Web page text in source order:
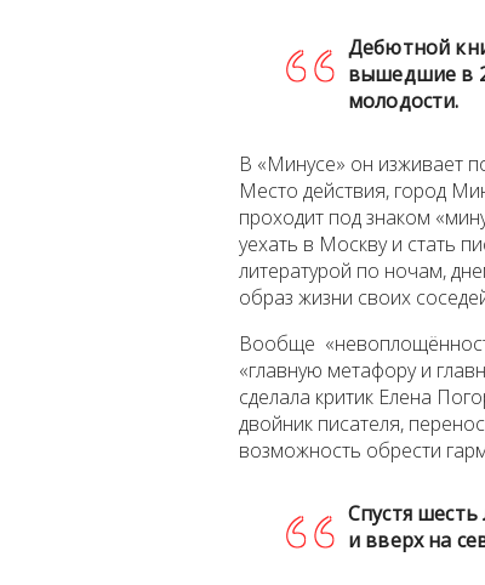
Дебютной
вышедшие в
молодости.
В «Минусе» он изживает
Место действия, город
проходит под знаком
уехать в Москву и стать
литературой по ночам,
образ жизни своих
Вообще
«главную метафору и
сделала критик Елена
двойник писателя,
возможность обрести
Спустя
и вверх на